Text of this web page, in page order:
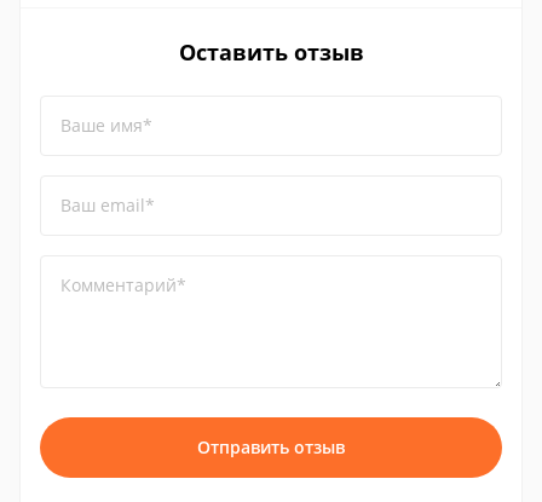
Оставить отзыв
Ваше имя*
Ваш email*
Комментарий*
Отправить отзыв